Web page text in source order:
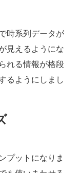
時系列データが
見えるようにな
れる情報が格段
るようにしまし
プットになりま